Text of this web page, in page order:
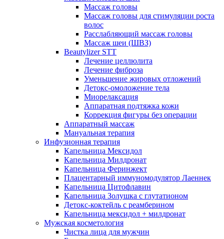
Массаж головы
Массаж головы для стимуляции роста
волос
Расслабляющий массаж головы
Массаж шеи (ШВЗ)
Beautylizer STT
Лечение целлюлита
Лечение фиброза
Уменьшение жировых отложений
Детокс-омоложение тела
Миорелаксация
Аппаратная подтяжка кожи
Коррекция фигуры без операции
Аппаратный массаж
Мануальная терапия
Инфузионная терапия
Капельница Мексидол
Капельница Милдронат
Капельница Феринжект
Плацентарный иммуномодулятор Лаеннек
Капельница Цитофлавин
Капельница Золушка с глутатионом
Детокс-коктейль с реамберином
Капельница мексидол + милдронат
Мужская косметология
Чистка лица для мужчин